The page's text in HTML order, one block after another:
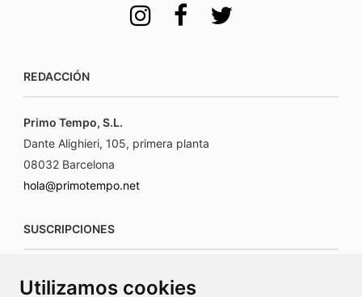
Utilizamos cookies
REDACCIÓN
Primo Tempo, S.L.
Dante Alighieri, 105, primera planta
08032 Barcelona
hola@primotempo.net
SUSCRIPCIONES